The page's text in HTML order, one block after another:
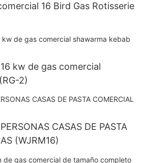
16 Bird Gas Rotisserie
kw de gas comercial
2)
CASAS DE PASTA
(WJRM16)